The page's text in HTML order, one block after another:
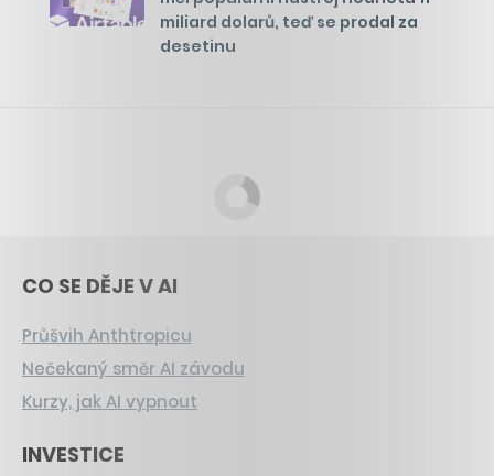
miliard dolarů, teď se prodal za
desetinu
CO SE DĚJE V AI
Průšvih Anthtropicu
Nečekaný směr AI závodu
Kurzy, jak AI vypnout
INVESTICE